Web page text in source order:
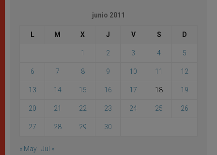
junio 2011
L M X J V S D
1 2 3 4 5
6 7 8 9 10 11 12
13 14 15 16 17 18 19
20 21 22 23 24 25 26
27 28 29 30
« May Jul »